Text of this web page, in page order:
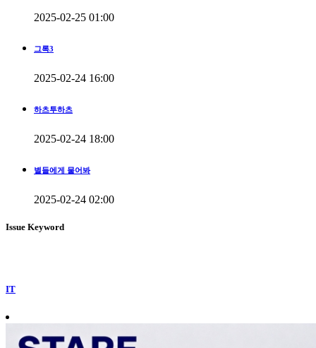
2025-02-25 01:00
그록3
2025-02-24 16:00
하츠투하츠
2025-02-24 18:00
별들에게 물어봐
2025-02-24 02:00
Issue Keyword
IT